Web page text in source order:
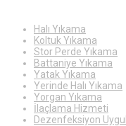
Halı Yıkama
Koltuk Yıkama
Stor Perde Yıkama
Battaniye Yıkama
Yatak Yıkama
Yerinde Halı Yıkama
Yorgan Yıkama
İlaçlama Hizmeti
Dezenfeksiyon